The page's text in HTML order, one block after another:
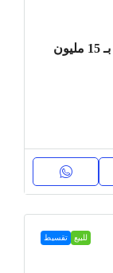
للبيع فيلا توين هاوس بمدينة نور | أرخص بـ 15 مليون
للبيع تقسيط